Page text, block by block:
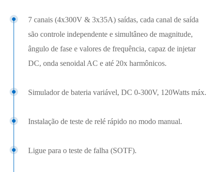
7 canais (4x300V & 3x35A) saídas, cada canal de saída
são controle independente e simultâneo de magnitude,
ângulo de fase e valores de frequência, capaz de injetar
DC, onda senoidal AC e até 20x harmônicos.
Simulador de bateria variável, DC 0-300V, 120Watts máx.
Instalação de teste de relé rápido no modo manual.
Ligue para o teste de falha (SOTF).